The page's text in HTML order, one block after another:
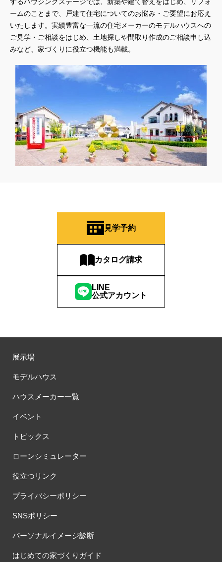
ームのことまで、戸建て住宅についてのお悩み・ご要望にお応え
いたします。実績豊富な一流の住宅メーカーのモデルハウスへの
ご見学・ご相談をはじめ、土地探しや間取り作成のご相談申し込
みなど、家づくりに役立つ機能も満載。
見学予約
カタログ請求
LINE
公式アカウント
展示場
モデルハウス
ハウスメーカー一覧
イベント
トピックス
ローンシミュレーター
役立つリンク
プライバシーポリシー
SNSポリシー
パーソナルイメージ診断
はじめての家づくりガイド